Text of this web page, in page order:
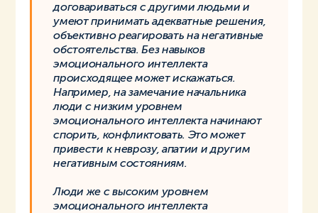
договариваться с другими людьми и
умеют принимать адекватные решения,
объективно реагировать на негативные
обстоятельства. Без навыков
эмоционального интеллекта
происходящее может искажаться.
Например, на замечание начальника
люди с низким уровнем
эмоционального интеллекта начинают
спорить, конфликтовать. Это может
привести к неврозу, апатии и другим
негативным состояниям.
Люди же с высоким уровнем
эмоционального интеллекта